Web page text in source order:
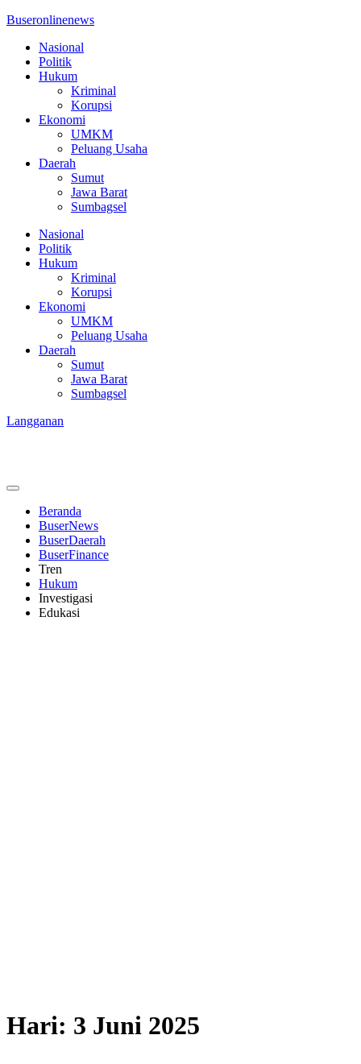
Buseronlinenews
Nasional
Politik
Hukum
Kriminal
Korupsi
Ekonomi
UMKM
Peluang Usaha
Daerah
Sumut
Jawa Barat
Sumbagsel
Nasional
Politik
Hukum
Kriminal
Korupsi
Ekonomi
UMKM
Peluang Usaha
Daerah
Sumut
Jawa Barat
Sumbagsel
Langganan
Beranda
BuserNews
BuserDaerah
BuserFinance
Tren
Hukum
Investigasi
Edukasi
Hari: 3 Juni 2025